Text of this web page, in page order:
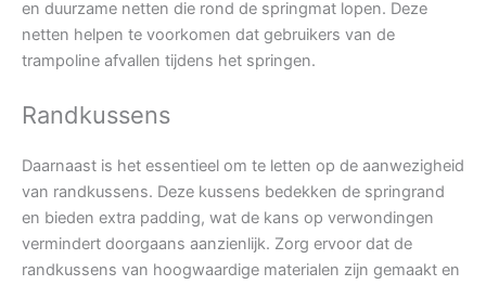
en duurzame netten die rond de springmat lopen. Deze
netten helpen te voorkomen dat gebruikers van de
trampoline afvallen tijdens het springen.
Randkussens
Daarnaast is het essentieel om te letten op de aanwezigheid
van randkussens. Deze kussens bedekken de springrand
en bieden extra padding, wat de kans op verwondingen
vermindert doorgaans aanzienlijk. Zorg ervoor dat de
randkussens van hoogwaardige materialen zijn gemaakt en